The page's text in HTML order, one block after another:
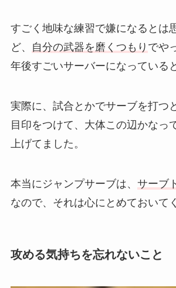
すごく地味な練習で嫌になるとは
ど、
自分の武器を磨くつもり でや
年後すごいサーバーになっている
実際に、試合とかでサーブを打つ
目印をつけて、大体この辺かなっ
上げてました。
本当にジャンプサーブは、 サーブ
なので、それは心にとめておいて
攻める気持ちを忘れないこと